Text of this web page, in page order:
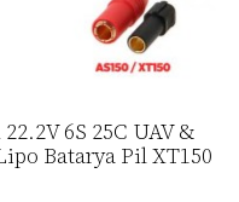
6S 25C UAV &
Batarya Pil XT150